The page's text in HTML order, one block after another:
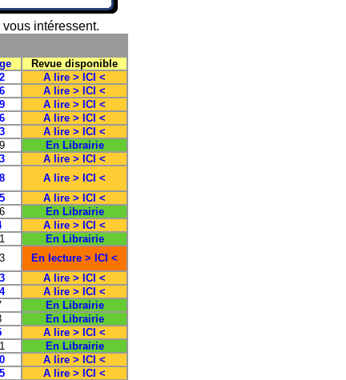
intéressent.
Revue disponible
A lire > ICI <
A lire > ICI <
A lire > ICI <
A lire > ICI <
A lire > ICI <
En Librairie
A lire > ICI <
A lire > ICI <
A lire > ICI <
En Librairie
A lire > ICI <
En Librairie
En lecture > ICI <
A lire > ICI <
A lire > ICI <
En Librairie
En Librairie
A lire > ICI <
En Librairie
A lire > ICI <
A lire > ICI <